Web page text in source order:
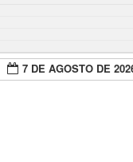
7 DE AGOSTO DE